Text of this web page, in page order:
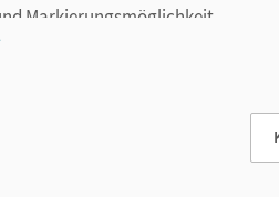
Markierungsmöglichkeit
unkompliziert verfügbar